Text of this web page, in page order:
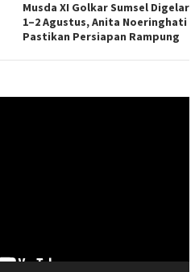
Musda XI Golkar Sumsel Digelar
1–2 Agustus, Anita Noeringhati
Pastikan Persiapan Rampung